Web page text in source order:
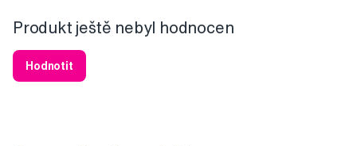
Produkt ještě nebyl hodnocen
Hodnotit